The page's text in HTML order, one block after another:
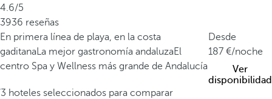
4.6/5
3936 reseñas
En primera línea de playa, en la costa
gaditanaLa mejor gastronomía andaluzaEl
centro Spa y Wellness más grande de Andalucía
Desde
187
/noche
Ver
disponibilidad
hoteles seleccionados para comparar